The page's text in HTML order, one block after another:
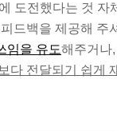
도전했다는 것 자
드백을 제공해 주
임을 유도해주거나,
다 전달되기 쉽게